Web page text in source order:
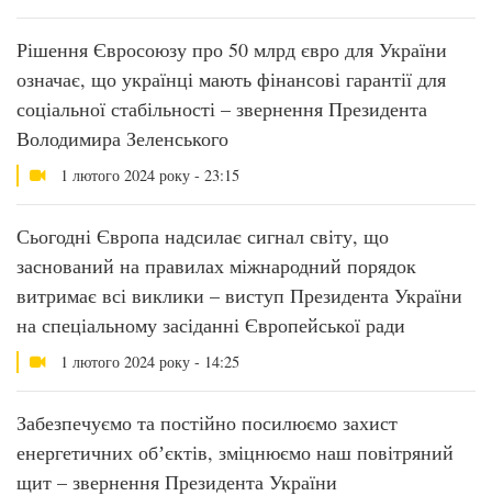
Рішення Євросоюзу про 50 млрд євро для України
означає, що українці мають фінансові гарантії для
соціальної стабільності – звернення Президента
Володимира Зеленського
1 лютого 2024 року - 23:15
Сьогодні Європа надсилає сигнал світу, що
заснований на правилах міжнародний порядок
витримає всі виклики – виступ Президента України
на спеціальному засіданні Європейської ради
1 лютого 2024 року - 14:25
Забезпечуємо та постійно посилюємо захист
енергетичних обʼєктів, зміцнюємо наш повітряний
щит – звернення Президента України